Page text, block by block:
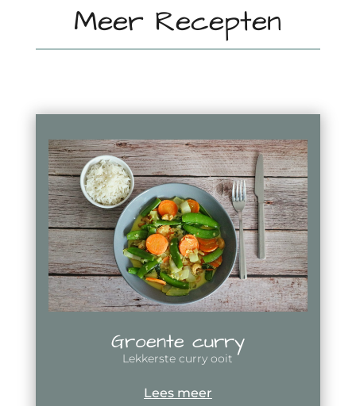
Meer Recepten
Groente curry
Lekkerste curry ooit
Lees meer